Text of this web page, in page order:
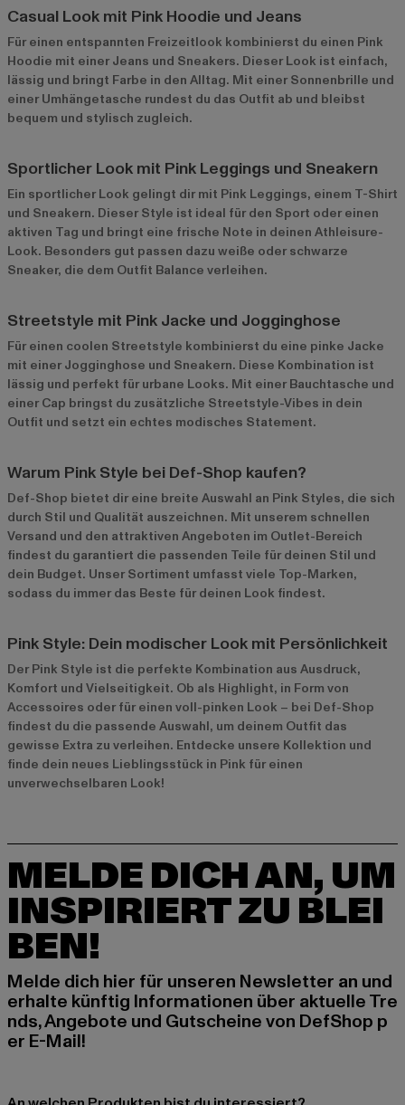
Casual Look mit Pink Hoodie und Jeans
Für einen entspannten Freizeitlook kombinierst du einen Pink
Hoodie mit einer Jeans und Sneakers. Dieser Look ist einfach,
lässig und bringt Farbe in den Alltag. Mit einer Sonnenbrille und
einer Umhängetasche rundest du das Outfit ab und bleibst
bequem und stylisch zugleich.
Sportlicher Look mit Pink Leggings und Sneakern
Ein sportlicher Look gelingt dir mit Pink Leggings, einem T-Shirt
und Sneakern. Dieser Style ist ideal für den Sport oder einen
aktiven Tag und bringt eine frische Note in deinen Athleisure-
Look. Besonders gut passen dazu weiße oder schwarze
Sneaker, die dem Outfit Balance verleihen.
Streetstyle mit Pink Jacke und Jogginghose
Für einen coolen Streetstyle kombinierst du eine pinke Jacke
mit einer Jogginghose und Sneakern. Diese Kombination ist
lässig und perfekt für urbane Looks. Mit einer Bauchtasche und
einer Cap bringst du zusätzliche Streetstyle-Vibes in dein
Outfit und setzt ein echtes modisches Statement.
Warum Pink Style bei Def-Shop kaufen?
Def-Shop bietet dir eine breite Auswahl an Pink Styles, die sich
durch Stil und Qualität auszeichnen. Mit unserem schnellen
Versand und den attraktiven Angeboten im Outlet-Bereich
findest du garantiert die passenden Teile für deinen Stil und
dein Budget. Unser Sortiment umfasst viele Top-Marken,
sodass du immer das Beste für deinen Look findest.
Pink Style: Dein modischer Look mit Persönlichkeit
Der Pink Style ist die perfekte Kombination aus Ausdruck,
Komfort und Vielseitigkeit. Ob als Highlight, in Form von
Accessoires oder für einen voll-pinken Look – bei Def-Shop
findest du die passende Auswahl, um deinem Outfit das
gewisse Extra zu verleihen. Entdecke unsere Kollektion und
finde dein neues Lieblingsstück in Pink für einen
unverwechselbaren Look!
MELDE DICH AN, UM
INSPIRIERT ZU BLEI
BEN!
Melde dich hier für unseren Newsletter an und
erhalte künftig Informationen über aktuelle Tre
nds, Angebote und Gutscheine von DefShop p
er E-Mail!